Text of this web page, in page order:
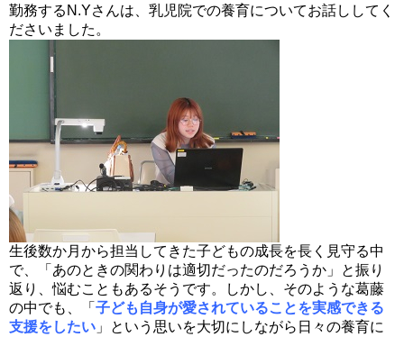
勤務するN.Yさんは、乳児院での養育についてお話ししてく
ださいました。
生後数か月から担当してきた子どもの成長を長く見守る中
で、「あのときの関わりは適切だったのだろうか」と振り
返り、悩むこともあるそうです。しかし、そのような葛藤
の中でも、「 子ども自身が愛されていることを実感できる
支援をしたい 」という思いを大切にしながら日々の養育に